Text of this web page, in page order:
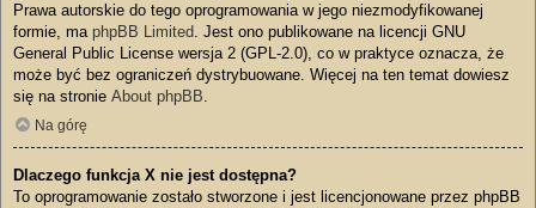
Prawa autorskie do tego oprogramowania w jego niezmodyfikowanej
formie, ma phpBB Limited. Jest ono publikowane na licencji GNU
General Public License wersja 2 (GPL-2.0), co w praktyce oznacza, że
może być bez ograniczeń dystrybuowane. Więcej na ten temat dowiesz
się na stronie About phpBB.
Na górę
Dlaczego funkcja X nie jest dostępna?
To oprogramowanie zostało stworzone i jest licencjonowane przez phpBB